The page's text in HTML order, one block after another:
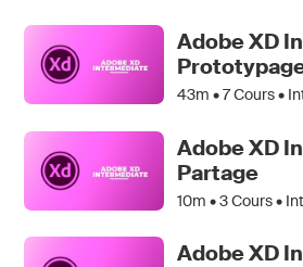
Adobe XD
43m •7Cours •
Adobe XD
Partage
10m •3Cours •
Adobe XD